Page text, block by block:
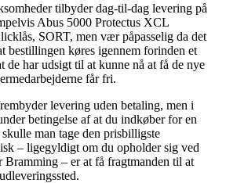
tilbyder dag-til-dag levering på
Abus 5000 Protectus XCL
SORT, men vær påpasselig da det
bestillingen køres igennem forinden et
de har udsigt til at kunne nå at få de nye
får fri.
levering uden betaling, men i
betingelse af at du indkøber for en
man tage den prisbilligste
– ligegyldigt om du opholder sig ved
Bramming – er at få fragtmanden til at